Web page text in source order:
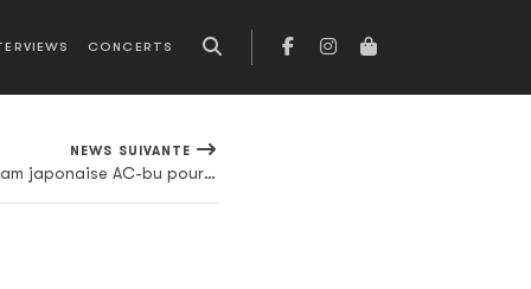
CONCERTS
NEWS SUIVANTE
Battles s'offrent l'incroyable team japonaise AC-bu pour leur dernier clip